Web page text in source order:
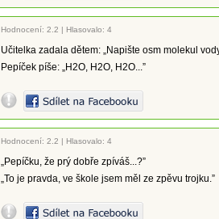
Hodnocení: 2.2 | Hlasovalo: 4
Učitelka zadala dětem: „Napište osm molekul
Pepíček píše: „H2O, H2O, H2O...”
Hodnocení: 2.2 | Hlasovalo: 4
„Pepíčku, že prý dobře zpíváš...?”
„To je pravda, ve škole jsem měl ze zpěvu trojku.”